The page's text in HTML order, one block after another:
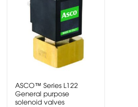
ASCO™ Series L122
General purpose
solenoid valves